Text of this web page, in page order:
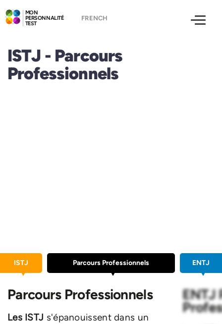
MON
PERSONNALITÉ
TEST
ISTJ - Parcours
Professionnels
ISTJ Parcours Professionnels ENTJ
Parcours Professionnels
Les ISTJ s'épanouissent dans un
ENTJ